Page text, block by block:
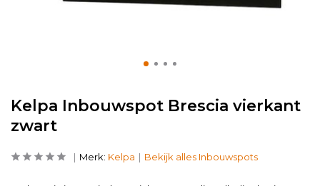
Kelpa Inbouwspot Brescia vierkant
zwart
Merk: Kelpa Bekijk alles Inbouwspots